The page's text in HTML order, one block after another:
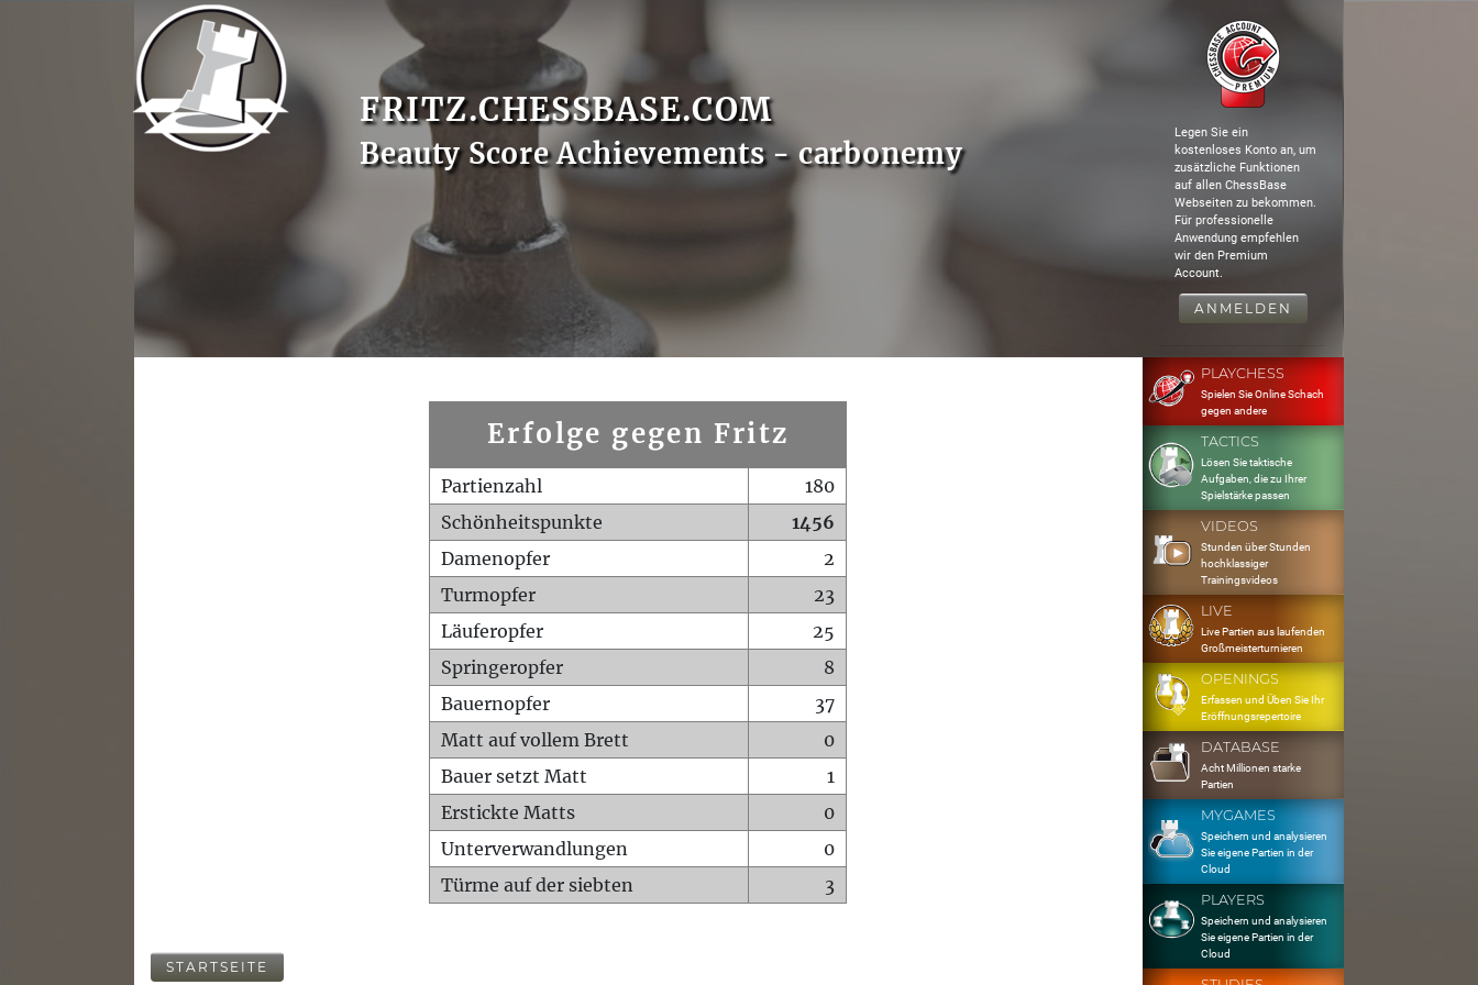
FRITZ.CHESSBASE.COM
Beauty Score Achievements - carbonemy
Legen Sie ein
kostenloses Konto an, um
zusätzliche Funktionen
auf allen ChessBase
Webseiten zu bekommen.
Für professionelle
Anwendung empfehlen
wir den Premium
Account.
ANMELDEN
Erfolge gegen Fritz
Partienzahl
180
Schönheitspunkte
1456
Damenopfer
2
Turmopfer
23
Läuferopfer
25
Springeropfer
8
Bauernopfer
37
Matt auf vollem Brett
0
Bauer setzt Matt
1
Erstickte Matts
0
Unterverwandlungen
0
Türme auf der siebten
3
STARTSEITE
PLAYCHESS
Spielen Sie Online Schach
gegen andere
TACTICS
Lösen Sie taktische
Aufgaben, die zu Ihrer
Spielstärke passen
VIDEOS
Stunden über Stunden
hochklassiger
Trainingsvideos
LIVE
Live Partien aus laufenden
Großmeisterturnieren
OPENINGS
Erfassen und Üben Sie Ihr
Eröffnungsrepertoire
DATABASE
Acht Millionen starke
Partien
MYGAMES
Speichern und analysieren
Sie eigene Partien in der
Cloud
PLAYERS
Speichern und analysieren
Sie eigene Partien in der
Cloud